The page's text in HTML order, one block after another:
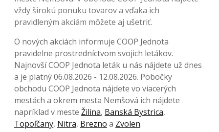
vždy širokú ponuku tovarov a vďaka ich
pravidleným akciám môžete aj ušetriť.
O nových akciách informuje COOP Jednota
pravidelne prostredníctvom svojich letákov.
Najnovší COOP Jednota leták u nás nájdete už dnes
a je platný 06.08.2026 - 12.08.2026. Pobočky
obchodu COOP Jednota nájdete vo viacerých
mestách a okrem mesta Nemšová ich nájdete
napríklad v meste Žilina, Banská Bystrica,
Topoľčany, Nitra, Brezno a Zvolen.